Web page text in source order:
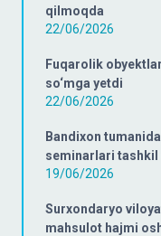
qilmoqda
22/06/2026
Fuqarolik
so‘mga yetdi
22/06/2026
Bandixon
seminarlari tashkil
19/06/2026
Surxondaryo
mahsulot hajmi